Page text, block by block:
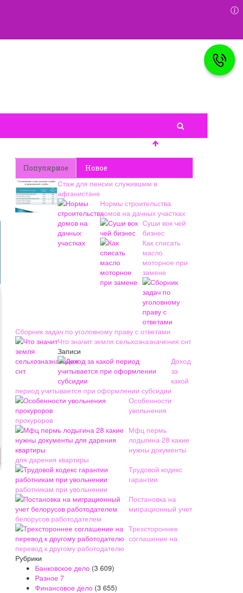
Популярное Новое
Стаж для пенсии служившим в
афганистане
Нормы строительства
домов на дачных участках
Суши вок чей
бизнес
Как списать
масло
моторное при
замене
Сборник задач по уголовному праву с ответами
Что значит земля сельхозназначения снт
Записи
Доход
за
какой
период учитывается при оформлении субсидии
Особенности
увольнения
прокуроров
Мфц пермь
лодыгина 28 какие
нужны документы
для дарения квартиры
Трудовой кодекс
гарантии
работникам при увольнении
Постановка на
миграционный учет
белорусов работодателем
Трехстороннее
соглашение на
перевод к другому работодателю
Рубрики
Банковское дело (3 609)
Разное 7
Финансовое дело (3 655)